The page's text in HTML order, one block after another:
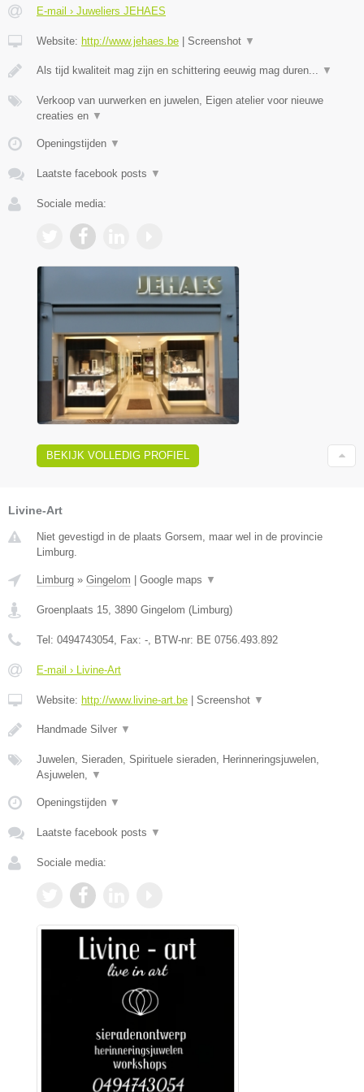
E-mail › Juweliers JEHAES
Website: http://www.jehaes.be | Screenshot ▼
Als tijd kwaliteit mag zijn en schittering eeuwig mag duren... ▼
Verkoop van uurwerken en juwelen, Eigen atelier voor nieuwe
creaties en ▼
Openingstijden ▼
Laatste facebook posts ▼
Sociale media:
BEKIJK VOLLEDIG PROFIEL
Livine-Art
Niet gevestigd in de plaats Gorsem, maar wel in de provincie
Limburg.
Limburg » Gingelom Google maps ▼
Groenplaats 15, 3890 Gingelom (Limburg)
Tel: 0494743054, Fax: -, BTW-nr: BE 0756.493.892
E-mail › Livine-Art
Website: http://www.livine-art.be Screenshot ▼
Handmade Silver ▼
Juwelen, Sieraden, Spirituele sieraden, Herinneringsjuwelen,
Asjuwelen, ▼
Openingstijden ▼
Laatste facebook posts ▼
Sociale media: